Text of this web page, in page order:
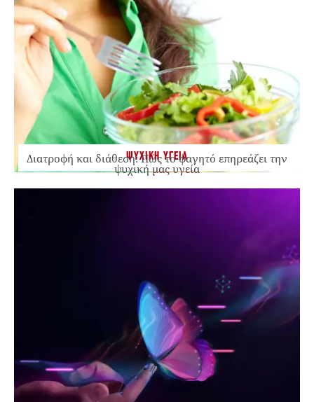
ΨΥΧΙΚΗ ΥΓΕΙΑ
Διατροφή και διάθεση: Πώς το φαγητό επηρεάζει την
ψυχική μας υγεία